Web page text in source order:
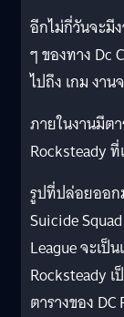
อีกไม่กี่วันจะมี
ๆ ของทาง Dc
ไปถึง เกม งา
ภายในงานมีต
Rocksteady
รูปที่ปล่อยออก
Suicide
League จะเป็
Rocksteady
ตารางของ DC